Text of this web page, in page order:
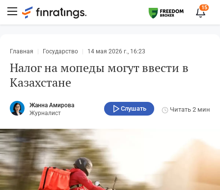
15
Главная Государство 14 мая 2026 г., 16:23
Налог на мопеды могут ввести в
Казахстане
Жанна Амирова
Журналист
Слушать Читать 2 мин